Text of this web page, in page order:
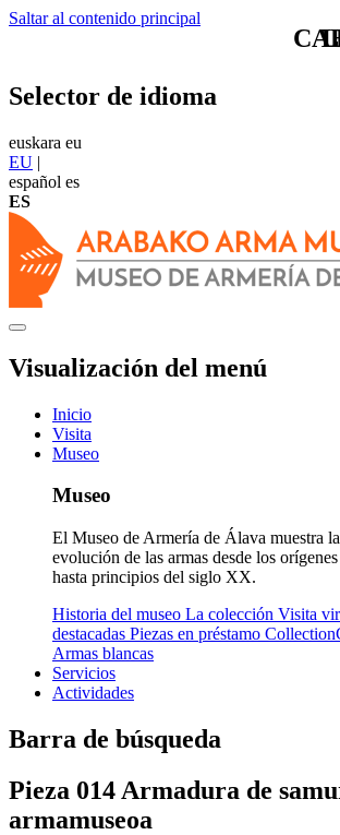
Saltar al contenido principal
Selector de idioma
euskara eu
EU |
español es
ES
Visualización del menú
Inicio
Visita
Museo
Museo
El Museo de Armería de Álava muestra
evolución de las armas desde los
hasta principios del siglo XX.
Historia del museo La colección Visita
destacadas Piezas en préstamo
Armas blancas
Servicios
Actividades
Barra de búsqueda
Pieza 014 Armadura de
armamuseoa